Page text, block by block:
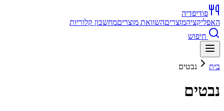
פודיפדיה
האפליקציהמוצריםהשוואת מוצריםמחשבון קלוריות
חיפוש
בית נבטים
נבטים